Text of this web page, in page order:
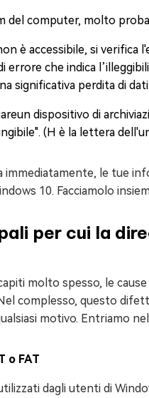
del computer, molto
è accessibile, si verifica
errore che indica
significativa perdita di dati.
dispositivo di
(H è la lettera
immediatamente, le tue
10. Facciamolo
per cui la
molto spesso, le
complesso, questo
motivo. Entriamo
o FAT
dagli utenti di